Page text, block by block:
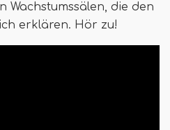
Wachstumssälen, die den
erklären. Hör zu!